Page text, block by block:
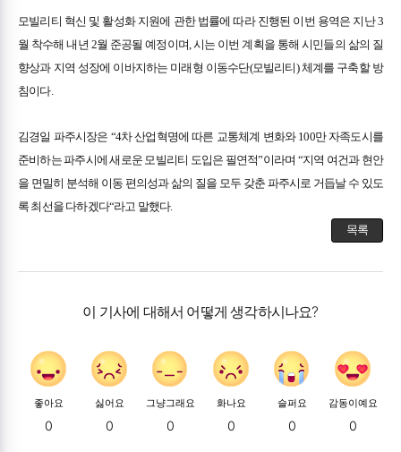
모빌리티 혁신 및 활성화 지원에 관한 법률에 따라 진행된 이번 용역은 지난 3
월 착수해 내년 2월 준공될 예정이며, 시는 이번 계획을 통해 시민들의 삶의 질
향상과 지역 성장에 이바지하는 미래형 이동수단(모빌리티) 체계를 구축할 방
침이다.
김경일 파주시장은 “4차 산업혁명에 따른 교통체계 변화와 100만 자족도시를
준비하는 파주시에 새로운 모빌리티 도입은 필연적”이라며 “지역 여건과 현안
을 면밀히 분석해 이동 편의성과 삶의 질을 모두 갖춘 파주시로 거듭날 수 있도
록 최선을 다하겠다“라고 말했다.
목록
이 기사에 대해서 어떻게 생각하시나요?
좋아요
0
싫어요
0
그냥그래요
0
화나요
0
슬퍼요
0
감동이예요
0